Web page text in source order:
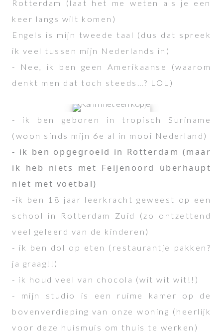
Rotterdam (laat het me weten als je een
keer langs wilt komen)
Engels is mijn tweede taal (dus dat spreek
ik veel tussen mijn Nederlands in)
- Nee, ik ben geen Amerikaanse (waarom
denkt men dat toch steeds…? LOL)
- ik ben geboren in tropisch Suriname
(woon sinds mijn 6e al in mooi Nederland)
- ik ben opgegroeid in Rotterdam (maar
ik heb niets met Feijenoord überhaupt
niet met voetbal)
-ik ben 18 jaar leerkracht geweest op een
school in Rotterdam Zuid (zo ontzettend
veel geleerd van de kinderen)
- ik ben dol op eten (restaurantje pakken?
ja graag!!)
- ik houd veel van chocola (wit wit wit!!)
- mijn studio is een ruime kamer op de
bovenverdieping van onze woning (heerlijk
voor deze huismuis om thuis te werken)